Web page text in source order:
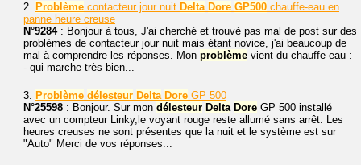
2. Problème contacteur jour nuit Delta Dore GP500 chauffe-eau en
panne heure creuse
N°9284: Bonjour à tous, J'ai cherché et trouvé pas mal de post sur des
problèmes de contacteur jour nuit mais étant novice, j'ai beaucoup de
mal à comprendre les réponses. Mon problème vient du chauffe-eau :
- qui marche très bien...
3. Problème délesteur Delta Dore GP 500
N°25598 : Bonjour. Sur mon délesteur Delta Dore GP 500 installé
avec un compteur Linky,le voyant rouge reste allumé sans arrêt. Les
heures creuses ne sont présentes que la nuit et le système est sur
"Auto" Merci de vos réponses...